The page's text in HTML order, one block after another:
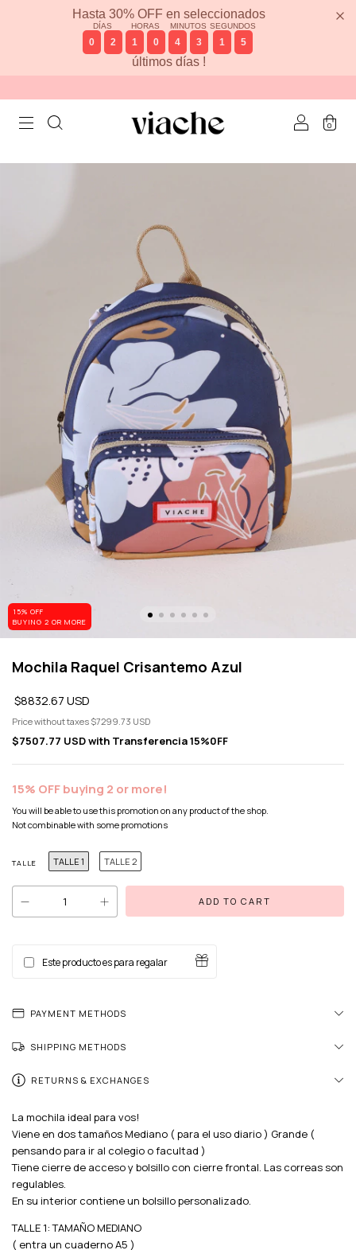
Hasta 30% OFF en seleccionados
DÍAS
0 2
HORAS
1 0
MINUTOS
4 3
SEGUNDOS
1 5
últimos días !
0
15% OFF
BUYING 2 OR MORE
Mochila Raquel Crisantemo Azul
$8832.67 USD
Price without taxes $7299.73 USD
$7507.77 USDwith Transferencia 15%0FF
15% OFF buying 2 or more!
You will be able to use this promotion on any product of the shop.
Not combinable with some promotions
TALLE TALLE 1 TALLE 2
Este producto es para regalar
PAYMENT METHODS
SHIPPING METHODS
RETURNS & EXCHANGES
La mochila ideal para vos!
Viene en dos tamaños Mediano ( para el uso diario ) Grande (
pensando para ir al colegio o facultad )
Tiene cierre de acceso y bolsillo con cierre frontal. Las correas son
regulables.
En su interior contiene un bolsillo personalizado.
TALLE 1: TAMAÑO MEDIANO
( entra un cuaderno A5 )